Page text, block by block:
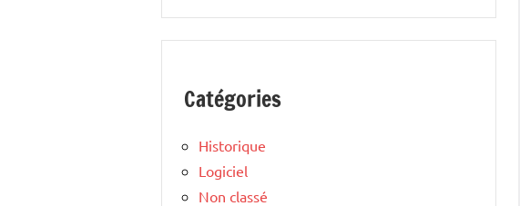
Catégories
Historique
Logiciel
Non classé